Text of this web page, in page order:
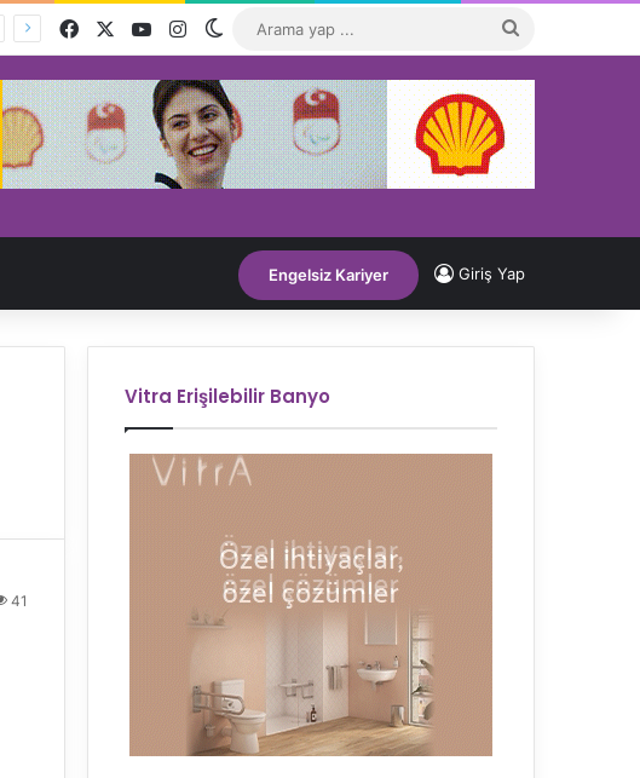
Facebook YouTubeInstagramDış görünümü değiştir
...
Engelsiz Kariyer Giriş Yap
41
Vitra Erişilebilir Banyo